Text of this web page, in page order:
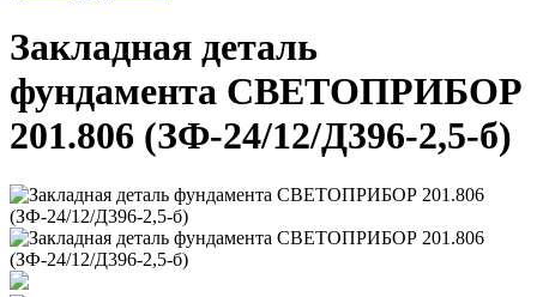
Закладная деталь
фундамента СВЕТОПРИБОР
201.806 (ЗФ-24/12/Д396-2,5-б)